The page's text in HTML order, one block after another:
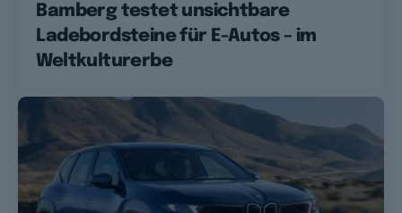
Bamberg testet unsichtbare
Ladebordsteine für E-Autos – im
Weltkulturerbe